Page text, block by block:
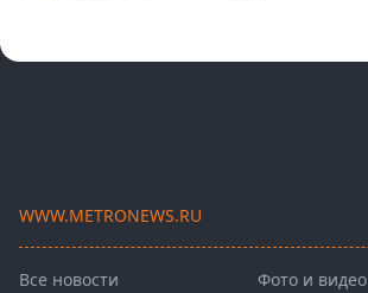
WWW.METRONEWS.RU
Все новости
Фото и видео